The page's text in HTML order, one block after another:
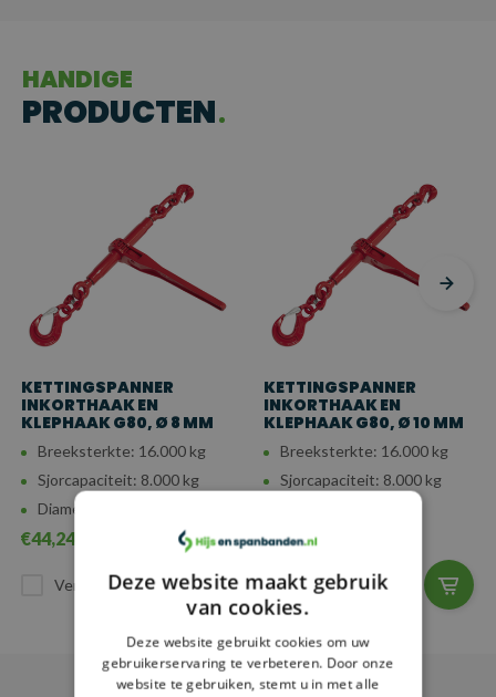
HANDIGE
PRODUCTEN
KETTINGSPANNER
INKORTHAAK EN
KLEPHAAK G80, Ø 8 MM
Breeksterkte: 16.000 kg
Sjorcapaciteit: 8.000 kg
Diameter: 8 mm
€44,24
Vergelijk
KETTINGSPANNER
INKORTHAAK EN
KLEPHAAK G80, Ø 10 MM
Breeksterkte: 16.000 kg
Sjorcapaciteit: 8.000 kg
€49,35
Vergelijk
Deze website maakt gebruik
van cookies.
Deze website gebruikt cookies om uw
gebruikerservaring te verbeteren. Door onze
website te gebruiken, stemt u in met alle